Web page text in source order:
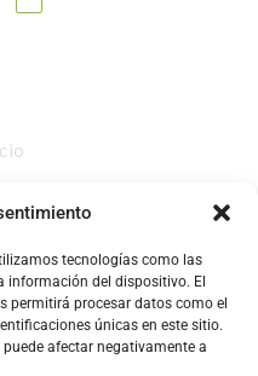
tecnologías como las
información del dispositivo. El
permitirá procesar datos como el
únicas en este sitio.
afectar negativamente a